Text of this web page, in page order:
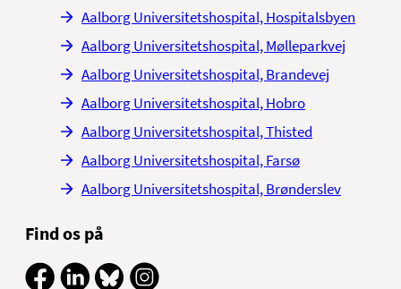
Aalborg Universitetshospital, Hospitalsbyen
Aalborg Universitetshospital, Mølleparkvej
Aalborg Universitetshospital, Brandevej
Aalborg Universitetshospital, Hobro
Aalborg Universitetshospital, Thisted
Aalborg Universitetshospital, Farsø
Aalborg Universitetshospital, Brønderslev
Find os på